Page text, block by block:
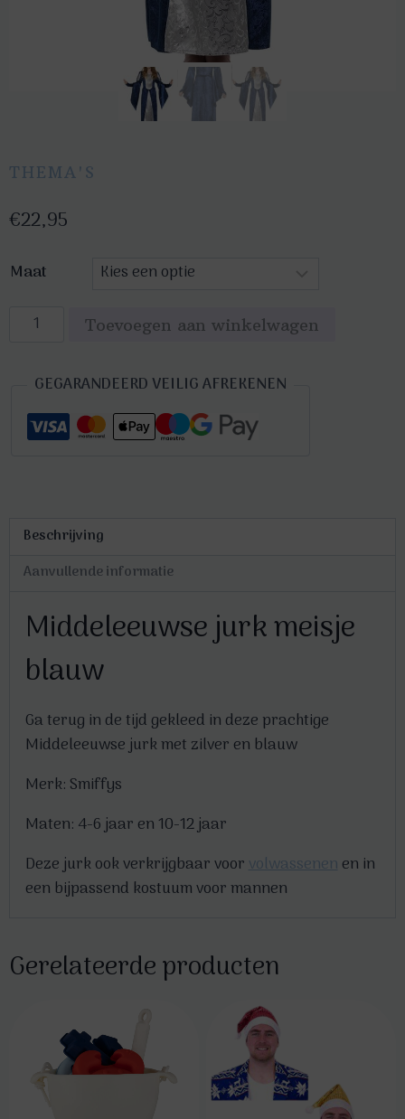
THEMA'S
€22,95
Maat
Middeleeuwse
blauw
aantal
Toevoegen aan winkelwagen
GEGARANDEERD VEILIG AFREKENEN
Beschrijving
Aanvullende informatie
Middeleeuwse jurk meisje
blauw
Ga terug in de tijd gekleed in deze prachtige
Middeleeuwse jurk met zilver en blauw
Merk: Smiffys
Maten: 4-6 jaar en 10-12 jaar
Deze jurk ook verkrijgbaar voorvolwassenen en in
een bijpassend kostuum voor mannen
Gerelateerde producten